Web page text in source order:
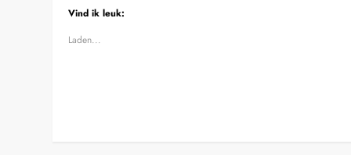
Vind ik leuk:
Laden...